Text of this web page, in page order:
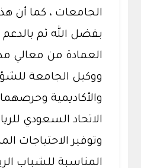
الجامعات ، كما أن
بفضل الله ثم بالدعم
العمادة من معالي
ووكيل الجامعة
والأكاديمية
الاتحاد السعودي
وتوفير الاحتياجات
المناسبة للشباب